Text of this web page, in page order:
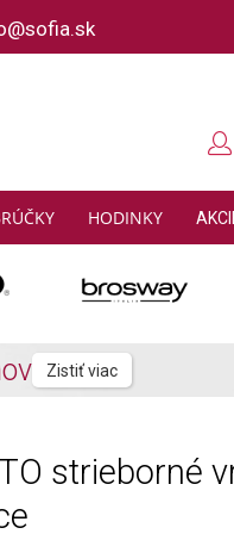
HODINKY
strieborné